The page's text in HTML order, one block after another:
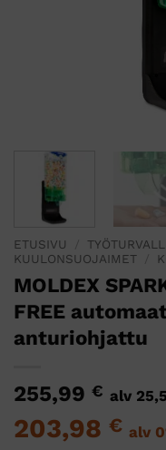
ETUSIVU
KUULONSUOJAIMET
MOLDEX
FREE
anturiohjattu
255,99 € alv
203,98 € alv